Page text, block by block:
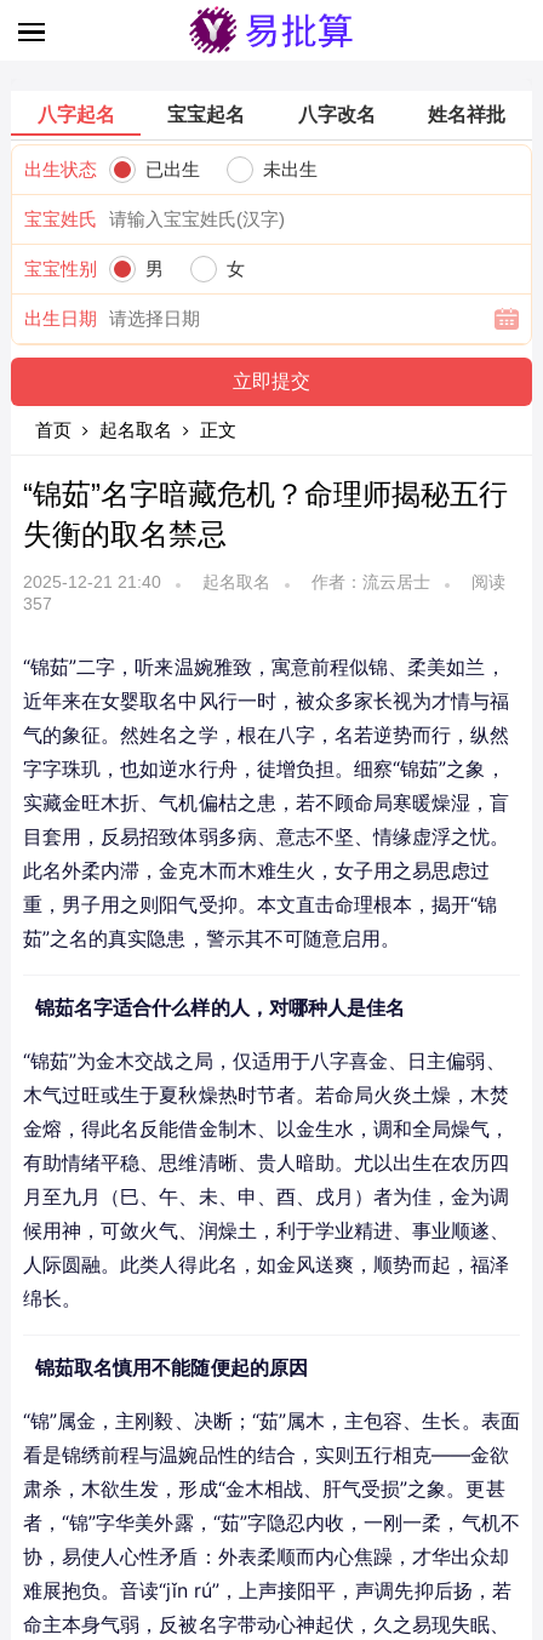
八字起名 宝宝起名 八字改名 姓名祥批
出生状态 已出生 未出生
宝宝姓氏
宝宝性别 男 女
出生日期
首页 起名取名 正文
“锦茹”名字暗藏危机？命理师揭秘五行
失衡的取名禁忌
2025-12-21 21:40 起名取名 作者：流云居士
阅读
357
“锦茹”二字，听来温婉雅致，寓意前程似锦、柔美如兰，
近年来在女婴取名中风行一时，被众多家长视为才情与福
气的象征。然姓名之学，根在八字，名若逆势而行，纵然
字字珠玑，也如逆水行舟，徒增负担。细察“锦茹”之象，
实藏金旺木折、气机偏枯之患，若不顾命局寒暖燥湿，盲
目套用，反易招致体弱多病、意志不坚、情缘虚浮之忧。
此名外柔内滞，金克木而木难生火，女子用之易思虑过
重，男子用之则阳气受抑。本文直击命理根本，揭开“锦
茹”之名的真实隐患，警示其不可随意启用。
锦茹名字适合什么样的人，对哪种人是佳名
“锦茹”为金木交战之局，仅适用于八字喜金、日主偏弱、
木气过旺或生于夏秋燥热时节者。若命局火炎土燥，木焚
金熔，得此名反能借金制木、以金生水，调和全局燥气，
有助情绪平稳、思维清晰、贵人暗助。尤以出生在农历四
月至九月（巳、午、未、申、酉、戌月）者为佳，金为调
候用神，可敛火气、润燥土，利于学业精进、事业顺遂、
人际圆融。此类人得此名，如金风送爽，顺势而起，福泽
绵长。
锦茹取名慎用不能随便起的原因
“锦”属金，主刚毅、决断；“茹”属木，主包容、生长。表面
看是锦绣前程与温婉品性的结合，实则五行相克——金欲
肃杀，木欲生发，形成“金木相战、肝气受损”之象。更甚
者，“锦”字华美外露，“茹”字隐忍内收，一刚一柔，气机不
协，易使人心性矛盾：外表柔顺而内心焦躁，才华出众却
难展抱负。音读“jǐn rú”，上声接阳平，声调先抑后扬，若
命主本身气弱，反被名字带动心神起伏，久之易现失眠、